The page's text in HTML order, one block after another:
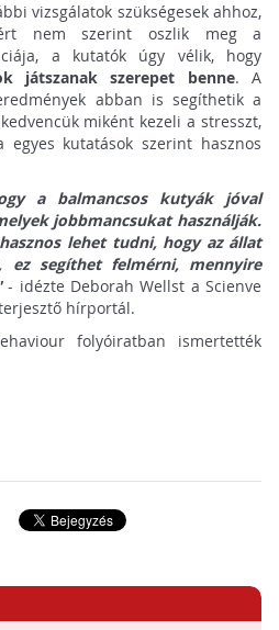
vizsgálatok szükségesek ahhoz,
nem szerint oszlik meg a
a kutatók úgy vélik, hogy
játszanak szerepet benne. A
abban is segíthetik a
miként kezeli a stresszt,
egyes kutatások szerint hasznos
a balmancsos kutyák jóval
jobbmancsukat használják.
lehet tudni, hogy az állat
ez segíthet felmérni, mennyire
- idézte Deborah Wellst a Scienve
hírportál.
folyóiratban ismertették